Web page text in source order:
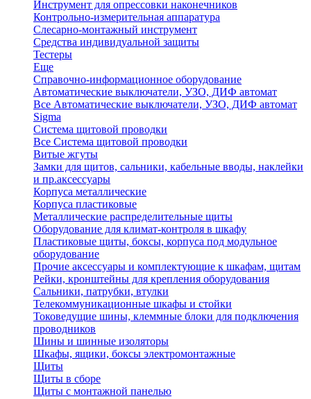
Инструмент для опрессовки наконечников
Контрольно-измерительная аппаратура
Слесарно-монтажный инструмент
Средства индивидуальной защиты
Тестеры
Еще
Справочно-информационное оборудование
Автоматические выключатели, УЗО, ДИФ автомат
Все Автоматические выключатели, УЗО, ДИФ автомат
Sigma
Система щитовой проводки
Все Система щитовой проводки
Витые жгуты
Замки для щитов, сальники, кабельные вводы, наклейки
и пр.аксессуары
Корпуса металлические
Корпуса пластиковые
Металлические распределительные щиты
Оборудование для климат-контроля в шкафу
Пластиковые щиты, боксы, корпуса под модульное
оборудование
Прочие аксессуары и комплектующие к шкафам, щитам
Рейки, кронштейны для крепления оборудования
Сальники, патрубки, втулки
Телекоммуникационные шкафы и стойки
Токоведущие шины, клеммные блоки для подключения
проводников
Шины и шинные изоляторы
Шкафы, ящики, боксы электромонтажные
Щиты
Щиты в сборе
Щиты с монтажной панелью